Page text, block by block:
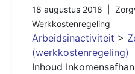
18 augustus 2018 |
Werkkostenregeling
Arbeidsinactiviteit >
(werkkostenregeling)
Inhoud